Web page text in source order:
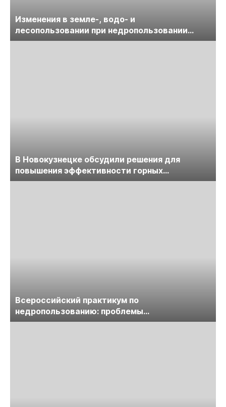
Изменения в земле-, водо- и
лесопользовании при недропользовании
обсудят на семинаре «ПравоТЭК»
В Новокузнецке обсудили решения для
повышения эффективности горных
предприятий
Всероссийский практикум по
недропользованию: проблемы
лицензирования, цифровизации, экспертизы